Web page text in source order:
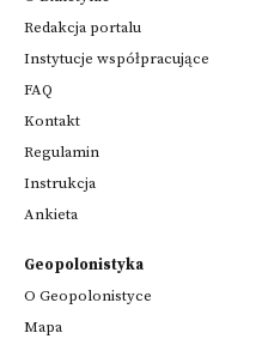
Redakcja portalu
Instytucje współpracujące
FAQ
Kontakt
Regulamin
Instrukcja
Ankieta
Geopolonistyka
O Geopolonistyce
Mapa